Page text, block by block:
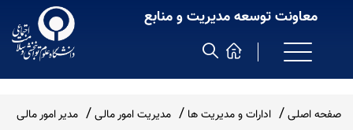
معاونت توسعه مدیریت و منابع
صفحه اصلی ادارات و مدیریت ها مدیریت امور مالی مدیر امور مالی